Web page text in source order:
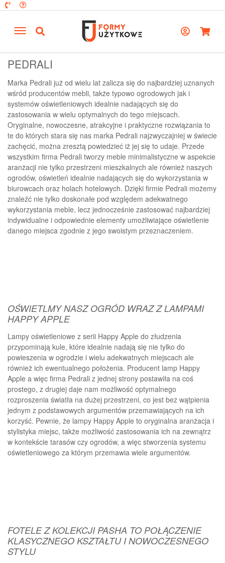
PEDRALI
Marka Pedrali już od wielu lat zalicza się do najbardziej uznanych
wśród producentów mebli, także typowo ogrodowych jak i
systemów oświetleniowych idealnie nadających się do
zastosowania w wielu optymalnych do tego miejscach.
Oryginalne, nowoczesne, atrakcyjne i praktyczne rozwiązania to
te do których stara się nas marka Pedrali najzwyczajniej w świecie
zachęcić, można zresztą powiedzieć iż jej się to udaje. Przede
wszystkim firma Pedrali tworzy meble minimalistyczne w aspekcie
aranżacji nie tylko przestrzeni mieszkalnych ale również naszych
ogrodów, oświetleń idealnie nadających się do wykorzystania w
biurowcach oraz holach hotelowych. Dzięki firmie Pedrali możemy
znaleźć nie tylko doskonałe pod względem adekwatnego
wykorzystania meble, lecz jednocześnie zastosować najbardziej
indywidualne i odpowiednie elementy umożliwiające oświetlenie
danego miejsca zgodnie z jego swoistym przeznaczeniem.
OŚWIETLMY NASZ OGRÓD WRAZ Z LAMPAMI
HAPPY APPLE
Lampy oświetleniowe z serii Happy Apple do złudzenia
przypominają kule, które idealnie nadają się nie tylko do
powieszenia w ogrodzie i wielu adekwatnych miejscach ale
również ich ewentualnego położenia. Producent lamp Happy
Apple a więc firma Pedrali z jednej strony postawiła na coś
prostego, z drugiej daje nam możliwość optymalnego
rozproszenia światła na dużej przestrzeni, co jest bez wątpienia
jednym z podstawowych argumentów przemawiających na ich
korzyść. Pewnie, że lampy Happy Apple to oryginalna aranżacja i
stylistyka miejsc, także możliwość zastosowania ich na zewnątrz
w kontekście tarasów czy ogrodów, a więc stworzenia systemu
oświetleniowego za którym przemawia wiele argumentów.
FOTELE Z KOLEKCJI PASHA TO POŁĄCZENIE
KLASYCZNEGO KSZTAŁTU I NOWOCZESNEGO
STYLU